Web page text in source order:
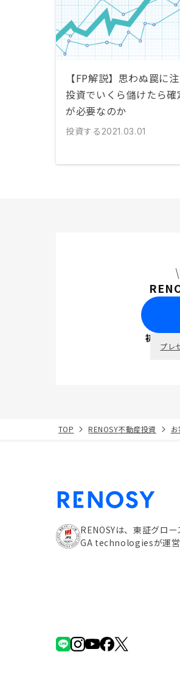
【FP解説】思わぬ罠に
投資でいくら儲けたら確
が必要なのか
投資する 2021.03.01
初回面談
プレ
TOP RENOSY不動産投資
RENOSYは、東証グロ
GA technologiesが運営